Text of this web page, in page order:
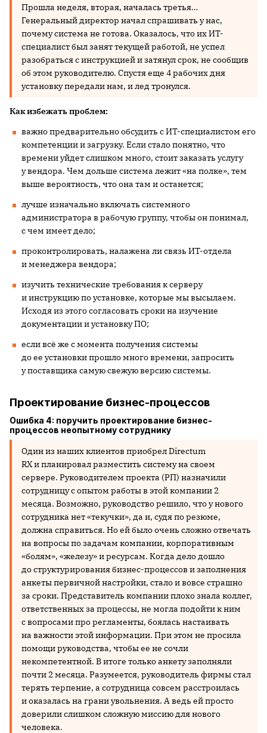
Прошла неделя, вторая, началась третья…
Генеральный директор начал спрашивать у нас,
почему система не готова. Оказалось, что их ИТ-
специалист был занят текущей работой, не успел
разобраться с инструкцией и затянул срок, не сообщив
об этом руководителю. Спустя еще 4 рабочих дня
установку передали нам, и лед тронулся.
Как избежать проблем:
важно предварительно обсудить с ИТ-специалистом его
компетенции и загрузку. Если стало понятно, что
времени уйдет слишком много, стоит заказать услугу
у вендора. Чем дольше система лежит «на полке», тем
выше вероятность, что она там и останется;
лучше изначально включать системного
администратора в рабочую группу, чтобы он понимал,
с чем имеет дело;
проконтролировать, налажена ли связь ИТ-отдела
и менеджера вендора;
изучить технические требования к серверу
и инструкцию по установке, которые мы высылаем.
Исходя из этого согласовать сроки на изучение
документации и установку ПО;
если всё же с момента получения системы
до ее установки прошло много времени, запросить
у поставщика самую свежую версию системы.
Проектирование бизнес-процессов
Ошибка 4: поручить проектирование бизнес-
процессов неопытному сотруднику
Один из наших клиентов приобрел Directum
RX и планировал разместить систему на своем
сервере. Руководителем проекта (РП) назначили
сотрудницу с опытом работы в этой компании 2
месяца. Возможно, руководство решило, что у нового
сотрудника нет «текучки», да и, судя по резюме,
должна справиться. Но ей было очень сложно отвечать
на вопросы по задачам компании, корпоративным
«болям», «железу» и ресурсам. Когда дело дошло
до структурирования бизнес-процессов и заполнения
анкеты первичной настройки, стало и вовсе страшно
за сроки. Представитель компании плохо знала коллег,
ответственных за процессы, не могла подойти к ним
с вопросами про регламенты, боялась настаивать
на важности этой информации. При этом не просила
помощи руководства, чтобы ее не сочли
некомпетентной. В итоге только анкету заполняли
почти 2 месяца. Разумеется, руководитель фирмы стал
терять терпение, а сотрудница совсем расстроилась
и оказалась на грани увольнения. А ведь ей просто
доверили слишком сложную миссию для нового
человека.